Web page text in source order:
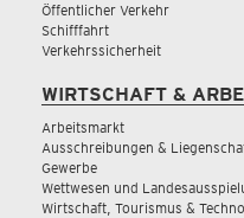
Öffentlicher Verkehr
Schifffahrt
Verkehrssicherheit
WIRTSCHAFT &
Arbeitsmarkt
Ausschreibungen &
Gewerbe
Wettwesen und
Wirtschaft, Tourismus &